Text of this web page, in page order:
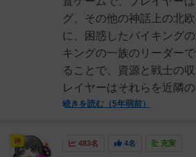
グ、その他の神話上の北
に、困惑したバイキング
キングの一族のリーダー
ることで、資源と戦士の
レイヤーはそれらを近隣の
続きを読む（5年弱前）
483名 4名 充実
神